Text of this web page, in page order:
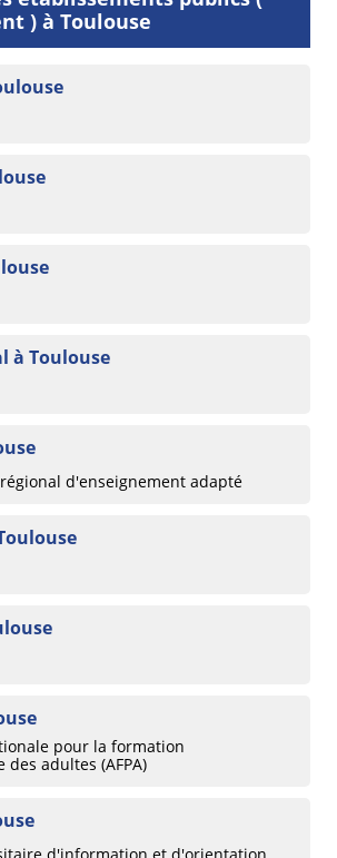
) à Toulouse
à Toulouse
d'enseignement adapté
pour la formation
adultes (AFPA)